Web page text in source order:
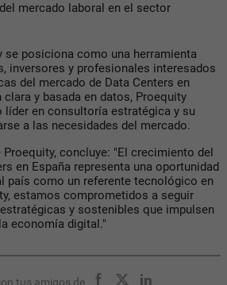
mercado laboral en el sector
se posiciona como una herramienta
inversores y profesionales interesados
del mercado de Data Centers en
clara y basada en datos, Proequity
líder en consultoría estratégica y su
a las necesidades del mercado.
Proequity, concluye: "El crecimiento del
en España representa una oportunidad
país como un referente tecnológico en
estamos comprometidos a seguir
y sostenibles que impulsen
economía digital."
tus amigos de